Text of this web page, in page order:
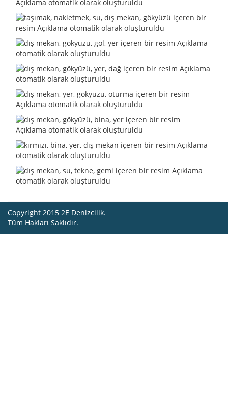
Copyright 2015 2E Denizcilik.
Tüm Hakları Saklıdır.